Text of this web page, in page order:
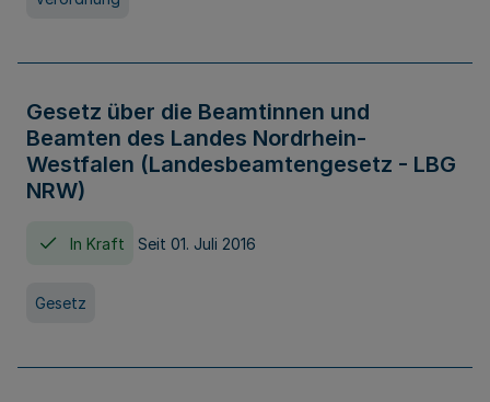
Gesetz über die Beamtinnen und
Beamten des Landes Nordrhein-
Westfalen (Landesbeamtengesetz - LBG
NRW)
In Kraft Seit 01. Juli 2016
Gesetz